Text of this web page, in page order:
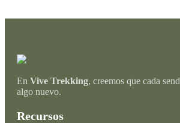
En Vive Trekking, creemos que cada
algo nuevo.
Recursos